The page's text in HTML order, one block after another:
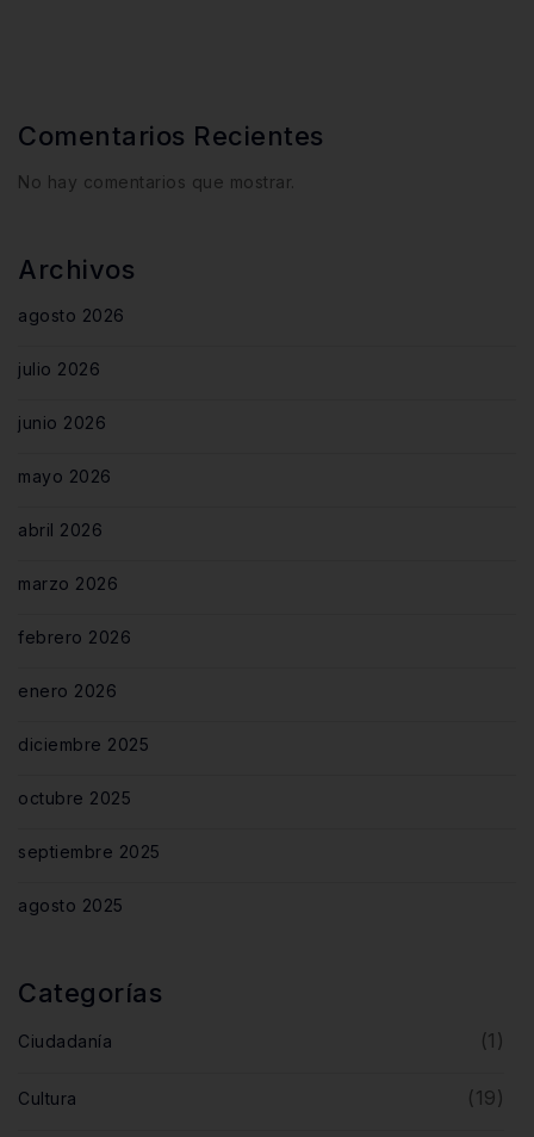
Comentarios Recientes
No hay comentarios que mostrar.
Archivos
agosto 2026
julio 2026
junio 2026
mayo 2026
abril 2026
marzo 2026
febrero 2026
enero 2026
diciembre 2025
octubre 2025
septiembre 2025
agosto 2025
Categorías
Ciudadanía (1)
Cultura (19)